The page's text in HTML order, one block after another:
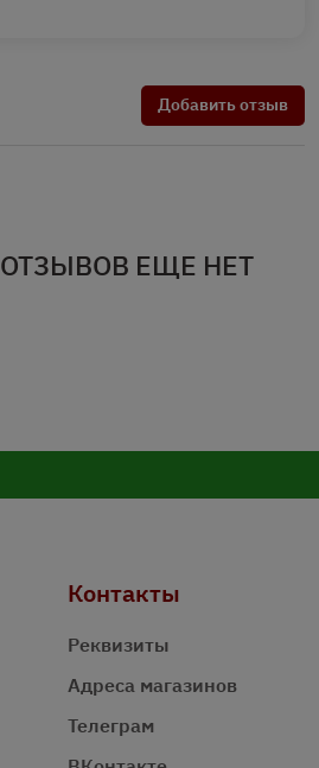
Добавить отзыв
ОТЗЫВОВ ЕЩЕ НЕТ
Контакты
Реквизиты
Адреса магазинов
Телеграм